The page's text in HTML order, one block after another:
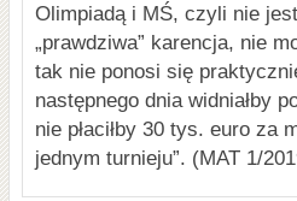
Olimpiadą i MŚ, czyli nie
„prawdziwa” karencja, nie
tak nie ponosi się
następnego dnia widniałby
nie płaciłby 30 tys. euro za
jednym turnieju”. (MAT 1/